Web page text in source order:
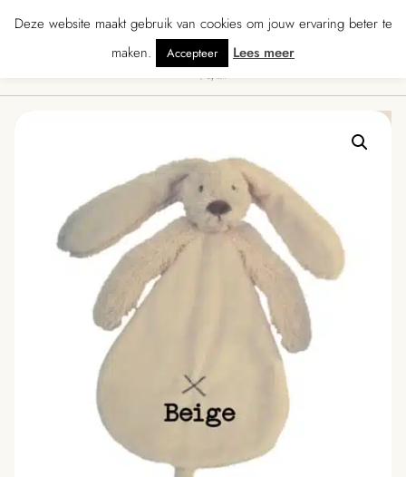
· Gratis verzending vanaf € 70 · Gratis kaartje met je bestelling •
Deze website maakt gebruik van cookies om jouw ervaring beter te
maken.
Accepteer Lees meer